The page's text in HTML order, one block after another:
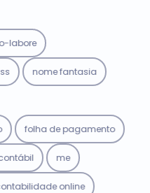
labore
nome fantasia
folha de pagamento
me
online